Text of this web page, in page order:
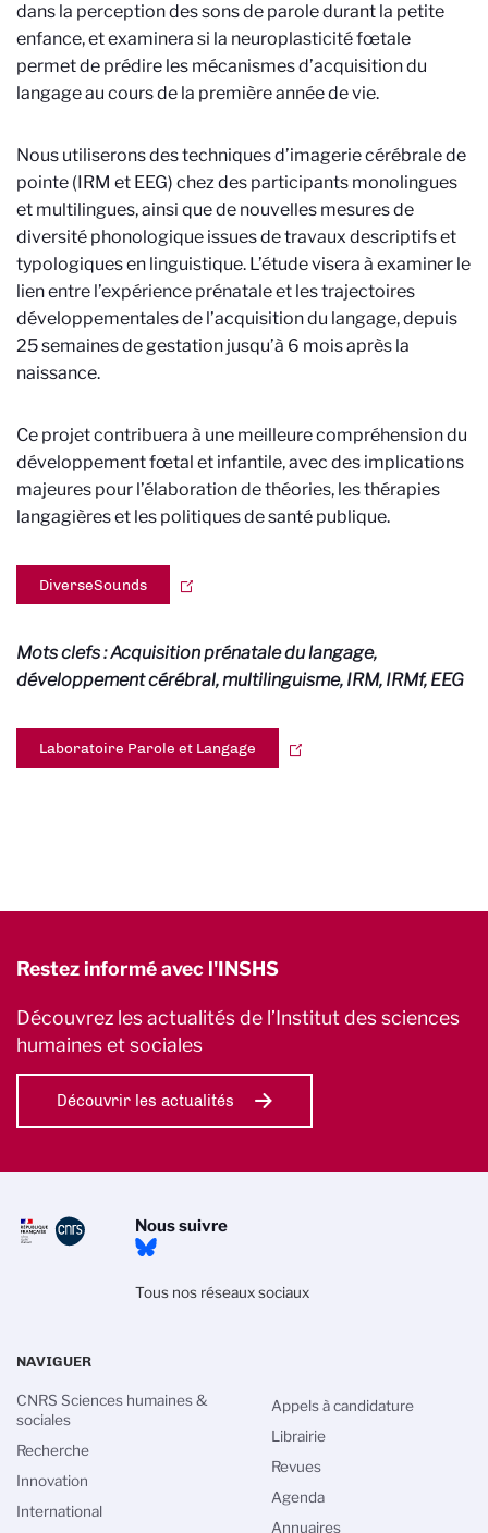
dans la perception des sons de parole durant la petite
enfance, et examinera si la neuroplasticité fœtale
permet de prédire les mécanismes d’acquisition du
langage au cours de la première année de vie.
Nous utiliserons des techniques d’imagerie cérébrale de
pointe (IRM et EEG) chez des participants monolingues
et multilingues, ainsi que de nouvelles mesures de
diversité phonologique issues de travaux descriptifs et
typologiques en linguistique. L’étude visera à examiner le
lien entre l’expérience prénatale et les trajectoires
développementales de l’acquisition du langage, depuis
25 semaines de gestation jusqu’à 6 mois après la
naissance.
Ce projet contribuera à une meilleure compréhension du
développement fœtal et infantile, avec des implications
majeures pour l’élaboration de théories, les thérapies
langagières et les politiques de santé publique.
DiverseSounds
Mots clefs :Acquisition prénatale du langage,
développement cérébral, multilinguisme, IRM, IRMf, EEG
Laboratoire Parole et Langage
Restez informé avec l'INSHS
Découvrez les actualités de l’Institut des sciences
humaines et sociales
Découvrir les actualités
Nous suivre
Tous nos réseaux sociaux
NAVIGUER
CNRS Sciences humaines &
sociales
Recherche
Innovation
International
Appels à candidature
Librairie
Revues
Agenda
Annuaires